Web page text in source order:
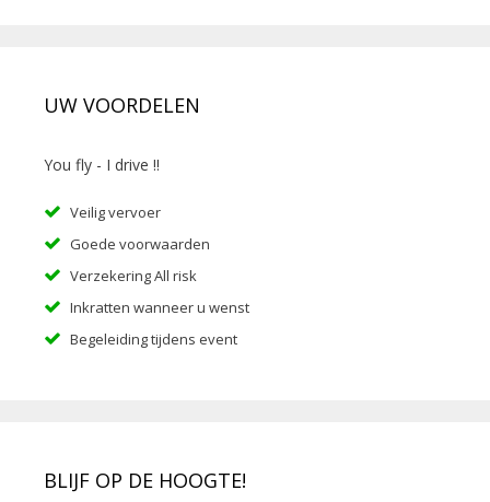
UW VOORDELEN
You fly - I drive !!
Veilig vervoer
Goede voorwaarden
Verzekering All risk
Inkratten wanneer u wenst
Begeleiding tijdens event
BLIJF OP DE HOOGTE!